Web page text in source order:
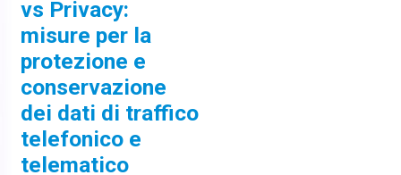
vs Privacy:
misure per la
protezione e
conservazione
dei dati di traffico
telefonico e
telematico